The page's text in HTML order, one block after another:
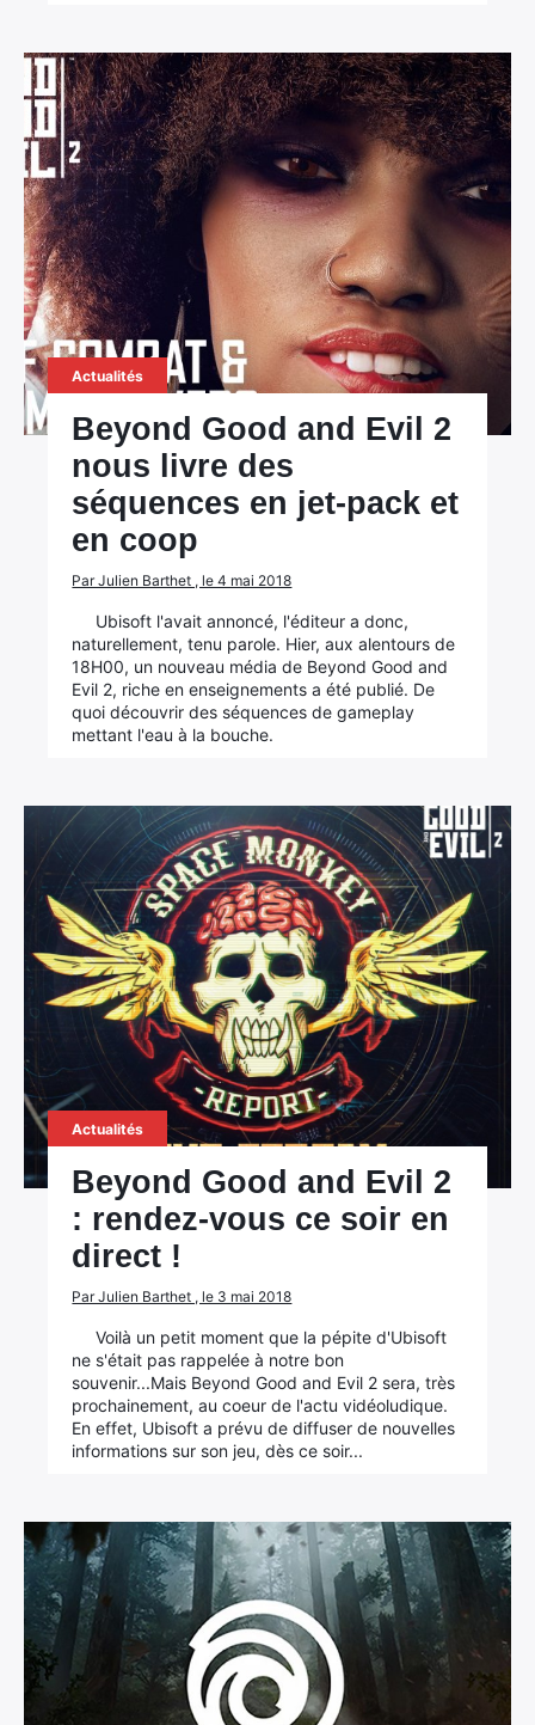
Actualités
Beyond Good and Evil 2
nous livre des
séquences en jet-pack et
en coop
Par Julien Barthet , le 4 mai 2018
Ubisoft l'avait annoncé, l'éditeur a donc,
naturellement, tenu parole. Hier, aux alentours de
18H00, un nouveau média de Beyond Good and
Evil 2, riche en enseignements a été publié. De
quoi découvrir des séquences de gameplay
mettant l'eau à la bouche.
Actualités
Beyond Good and Evil 2
: rendez-vous ce soir en
direct !
Par Julien Barthet , le 3 mai 2018
Voilà un petit moment que la pépite d'Ubisoft
ne s'était pas rappelée à notre bon
souvenir...Mais Beyond Good and Evil 2 sera, très
prochainement, au coeur de l'actu vidéoludique.
En effet, Ubisoft a prévu de diffuser de nouvelles
informations sur son jeu, dès ce soir...